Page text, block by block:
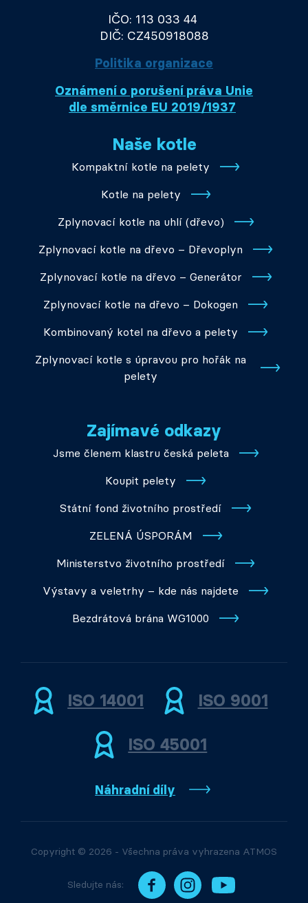
IČO: 113 033 44
DIČ: CZ450918088
Politika organizace
Oznámení o porušení práva Unie
dle směrnice EU 2019/1937
Naše kotle
Kompaktní kotle na pelety
Kotle na pelety
Zplynovací kotle na uhlí (dřevo)
Zplynovací kotle na dřevo – Dřevoplyn
Zplynovací kotle na dřevo – Generátor
Zplynovací kotle na dřevo – Dokogen
Kombinovaný kotel na dřevo a pelety
Zplynovací kotle s úpravou pro hořák na
pelety
Zajímavé odkazy
Jsme členem klastru česká peleta
Koupit pelety
Státní fond životního prostředí
ZELENÁ ÚSPORÁM
Ministerstvo životního prostředí
Výstavy a veletrhy – kde nás najdete
Bezdrátová brána WG1000
ISO 14001 ISO 9001
ISO 45001
Náhradní díly
Copyright © 2026 - Všechna práva vyhrazena ATMOS
Sledujte nás: